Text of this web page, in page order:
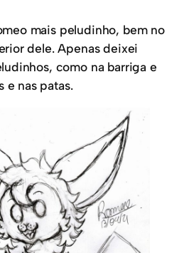
mais peludinho, bem no
dele. Apenas deixei
como na barriga e
e nas patas.